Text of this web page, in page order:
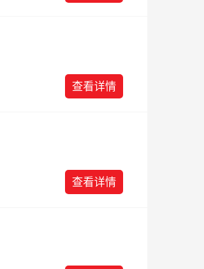
查看详情
查看详情